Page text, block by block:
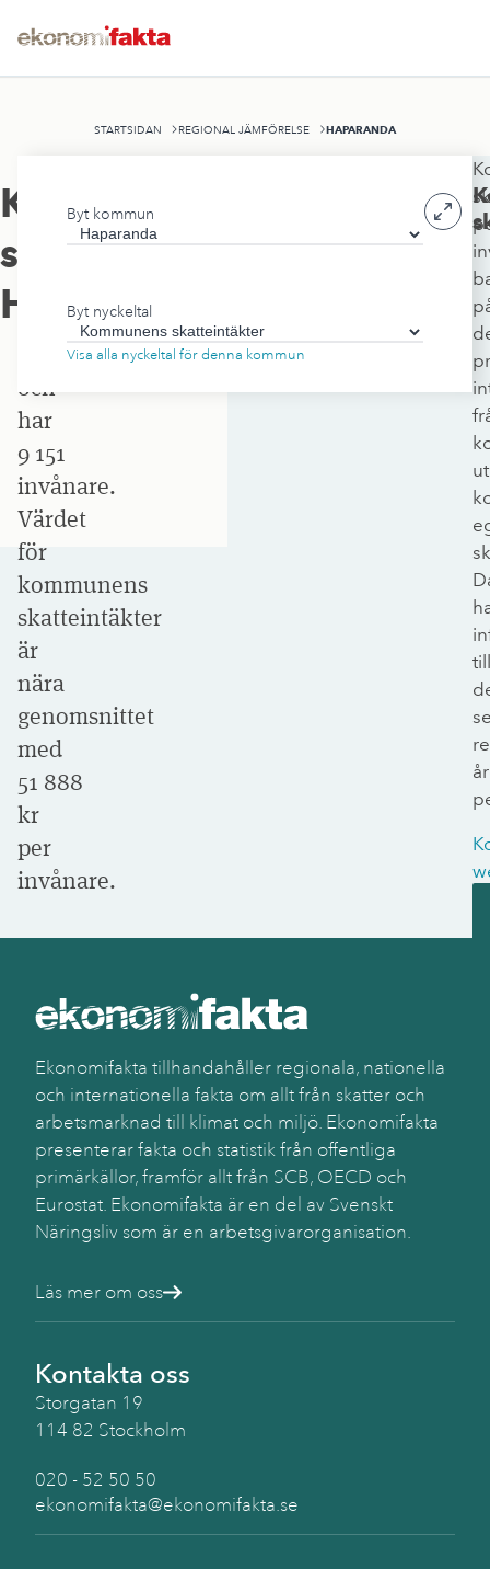
STARTSIDAN REGIONAL JÄMFÖRELSE HAPARANDA
Kommunens
skatteintäkter,
Haparanda
ligger
Norrbottens
och
har
9 151
invånare.
Värdet
för
kommunens
skatteintäkter
är
nära
genomsnittet
med
51 888
kr
per
invånare.
Byt kommun
Byt nyckeltal
Visa alla nyckeltal för denna kommun
till
Ekonomifakta tillhandahåller regionala, nationella
och internationella fakta om allt från skatter och
arbetsmarknad till klimat och miljö. Ekonomifakta
presenterar fakta och statistik från offentliga
primärkällor, framför allt från SCB, OECD och
Eurostat. Ekonomifakta är en del av Svenskt
Näringsliv som är en arbetsgivarorganisation.
Läs mer om oss
Kontakta oss
Storgatan 19
114 82 Stockholm
020 - 52 50 50
ekonomifakta@ekonomifakta.se